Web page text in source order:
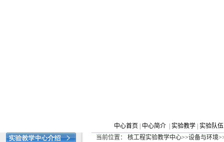
中心首页 中心简介 实验教学 实验队
当前位置： 核工程实验教学中心>>设备与环境